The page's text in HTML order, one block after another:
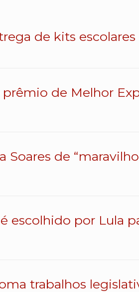
de kits escolares
de Melhor
Soares de
escolhido por Lula
trabalhos